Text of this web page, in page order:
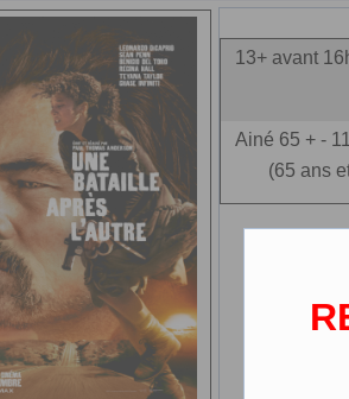
13+ avant
Ainé 65 + -
(65 ans